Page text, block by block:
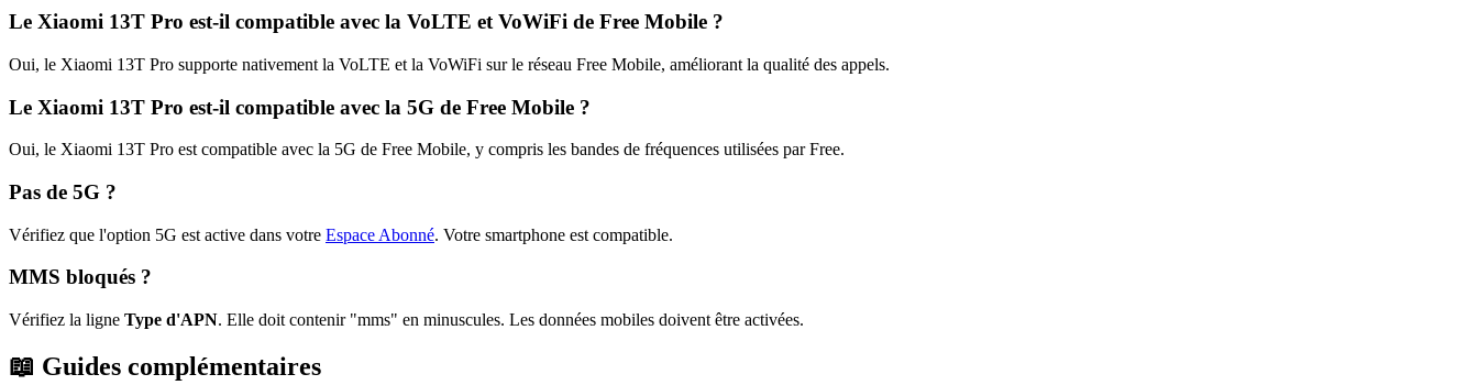
Le Xiaomi 13T Pro est-il compatible avec la VoLTE et VoWiFi de Free Mobile ?
Oui, le Xiaomi 13T Pro supporte nativement la VoLTE et la VoWiFi sur le réseau Free Mobile, améliorant la qualité des appels.
Le Xiaomi 13T Pro est-il compatible avec la 5G de Free Mobile ?
Oui, le Xiaomi 13T Pro est compatible avec la 5G de Free Mobile, y compris les bandes de fréquences utilisées par Free.
Pas de 5G ?
Vérifiez que l'option 5G est active dans votre Espace Abonné. Votre smartphone est compatible.
MMS bloqués ?
Vérifiez la ligne Type d'APN. Elle doit contenir "mms" en minuscules. Les données mobiles doivent être activées.
📖 Guides complémentaires